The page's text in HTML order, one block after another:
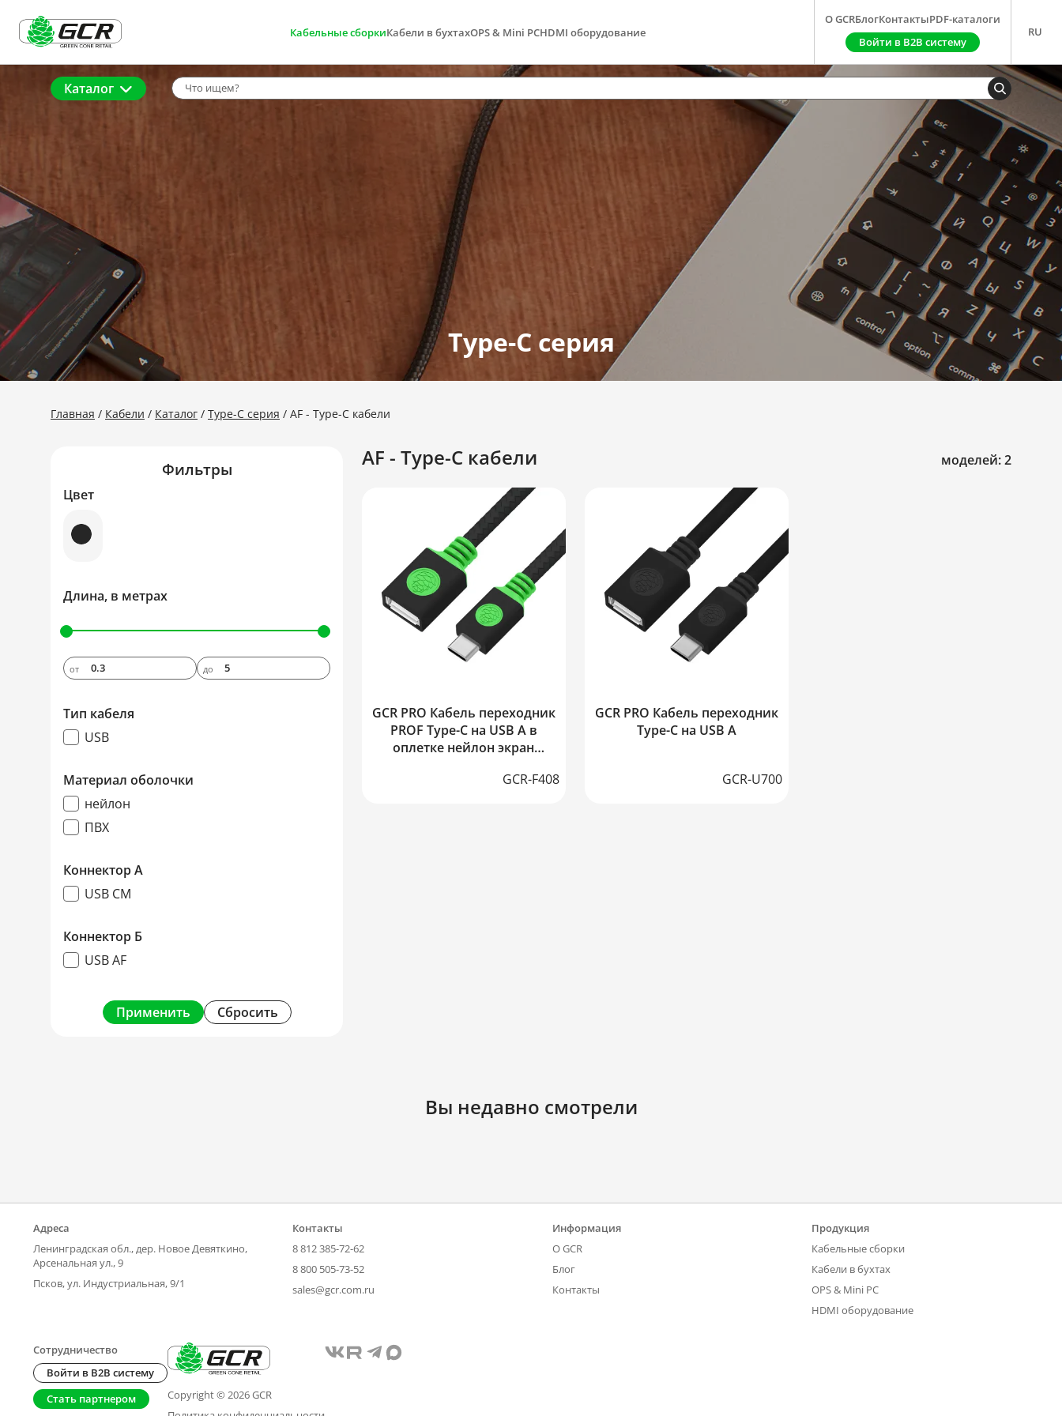
Кабельные сборкиКабели в бухтахOPS & Mini PCHDMI оборудование
О GCRБлогКонтактыPDF-каталоги
Войти в B2B систему
RU
Каталог
Type-C серия
Главная Кабели Каталог Type-C серия AF - Type-C кабели
Фильтры
Цвет
Длина, в метрах
от до
Тип кабеля
USB
Материал оболочки
нейлон
ПВХ
Коннектор А
USB CM
Коннектор Б
USB AF
Применить Сбросить
AF - Type-C кабели моделей: 2
GCR PRO Кабель переходник
PROF Type-C на USB A в
оплетке нейлон экран
GCR-F408
GCR PRO Кабель переходник
Type-C на USB A
GCR-U700
Вы недавно смотрели
Адреса
Ленинградская обл., дер. Новое Девяткино,
Арсенальная ул., 9
Псков, ул. Индустриальная, 9/1
Контакты
8 812 385-72-62
8 800 505-73-52
sales@gcr.com.ru
Информация
О GCR
Блог
Контакты
Продукция
Кабельные сборки
Кабели в бухтах
OPS & Mini PC
HDMI оборудование
Сотрудничество
Войти в B2B систему
Стать партнером
Copyright © 2026 GCR